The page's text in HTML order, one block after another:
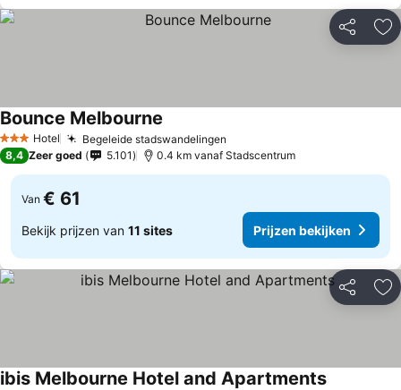
Delen
3 SterrenHotel Begeleide stadswandelingen
Bounce Melbourne
8,4 Zeer goed 5.101 0.4 km vanaf Stadscentrum
Van € 61
Bekijk prijzen van 11 sites Prijzen bekijken
Delen
ibis Melbourne Hotel and Apartments